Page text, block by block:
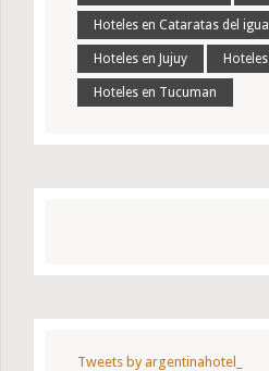
Hoteles en Cataratas del
Hoteles en Jujuy
Hoteles en Tucuman
Tweets by argentinahotel_